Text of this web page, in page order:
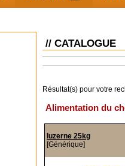
// CATALOGUE
Résultat(s) pour votre
Alimentation du
luzerne 25kg
[Générique]